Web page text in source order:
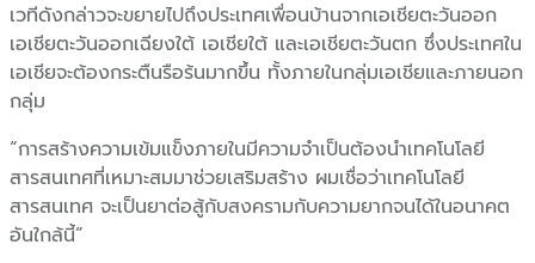
เวทีดังกล่าวจะขยายไปถึงประเทศเพื่อนบ้านจากเอเชียตะวันออก
เอเชียตะวันออกเฉียงใต้ เอเชียใต้ และเอเชียตะวันตก ซึ่งประเทศใน
เอเชียจะต้องกระตืนรือร้นมากขึ้น ทั้งภายในกลุ่มเอเชียและภายนอก
กลุ่ม
“การสร้างความเข้มแข็งภายในมีความจำเป็นต้องนำเทคโนโลยี
สารสนเทศที่เหมาะสมมาช่วยเสริมสร้าง ผมเชื่อว่าเทคโนโลยี
สารสนเทศ จะเป็นยาต่อสู้กับสงครามกับความยากจนได้ในอนาคต
อันใกล้นี้”